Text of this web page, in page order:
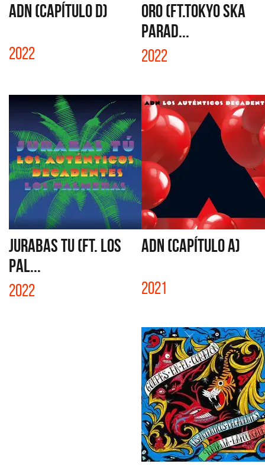
ADN (CAPÍTULO D)
2022
ORO (FT.TOKYO SKA
PARAD...
2022
JURABAS TU (FT. LOS
PAL...
2022
ADN (CAPÍTULO A)
2021